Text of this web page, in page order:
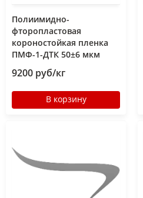
Полиимидно-
фторопластовая
короностойкая пленка
ПМФ-1-ДТК 50±6 мкм
9200 руб/кг
В корзину